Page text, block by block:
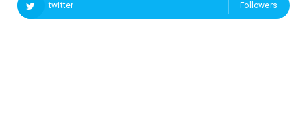
twitter Followers